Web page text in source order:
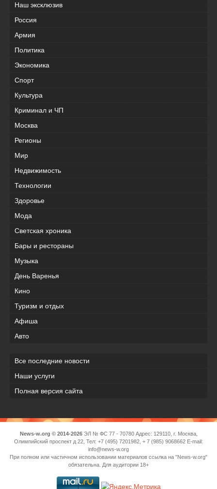
Наш эксклюзив
Россия
Армия
Политика
Экономика
Спорт
Культура
Криминал и ЧП
Москва
Регионы
Мир
Недвижимость
Технологии
Здоровье
Мода
Светская хроника
Бары и рестораны
Музыка
День Варенья
Кино
Туризм и отдых
Афиша
Авто
Все последние новости
Наши услуги
Полная версия сайта
News-w.org © 2014-2026ЭЛ № ФС 77 - 70780 Адрес: 129110, г. Москва,
Олимпийский проспект д 22, Тел: +7 (495) 7201982, + 7 (985) 9068662 E-mail:
info@news-w.org
При полном или частичном использовании материалов ссылка на "News-w.org"
обязательна. Для аудитории 18+